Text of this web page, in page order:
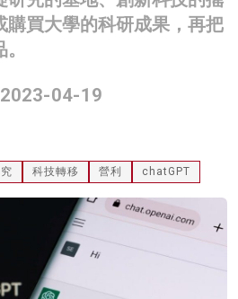
購買大學的科研成果，再把
04-19
科技轉移 營利 chatGPT